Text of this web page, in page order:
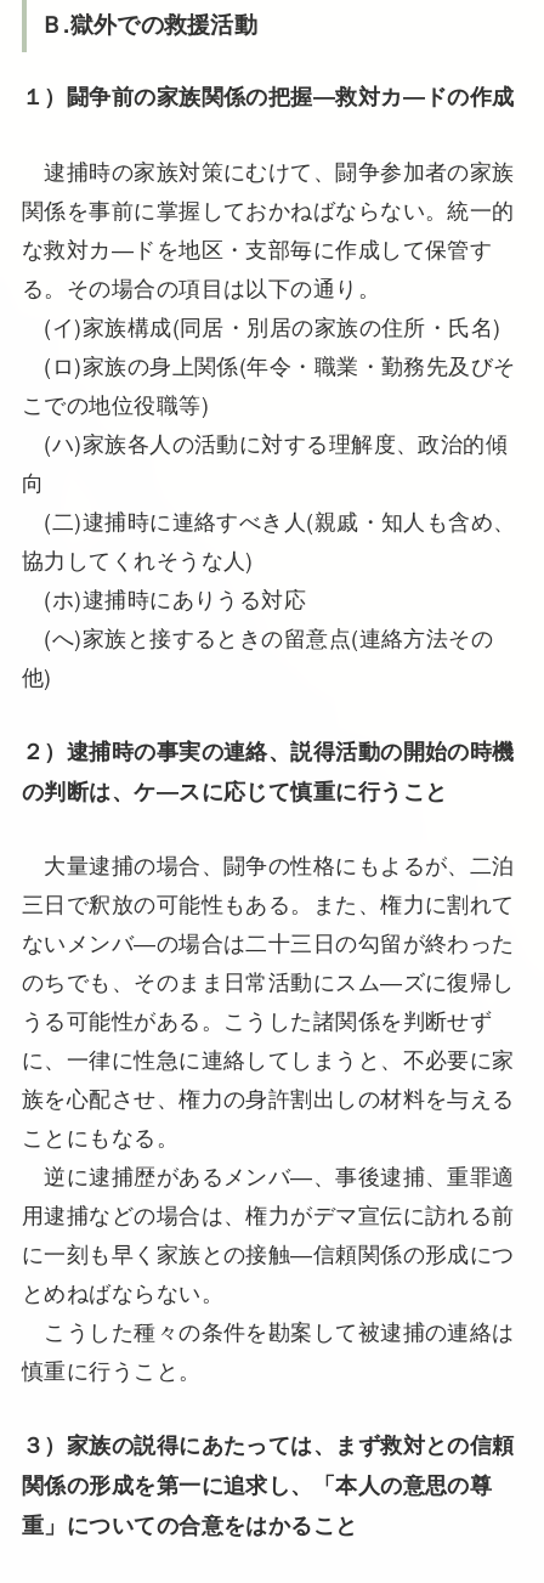
Ｂ.獄外での救援活動
１）闘争前の家族関係の把握―救対カ―ドの作成
逮捕時の家族対策にむけて、闘争参加者の家族
関係を事前に掌握しておかねばならない。統一的
な救対カ―ドを地区・支部毎に作成して保管す
る。その場合の項目は以下の通り。
(イ)家族構成(同居・別居の家族の住所・氏名)
(ロ)家族の身上関係(年令・職業・勤務先及びそ
こでの地位役職等)
(ハ)家族各人の活動に対する理解度、政治的傾
向
(二)逮捕時に連絡すべき人(親戚・知人も含め、
協力してくれそうな人)
(ホ)逮捕時にありうる対応
(へ)家族と接するときの留意点(連絡方法その
他)
２）逮捕時の事実の連絡、説得活動の開始の時機
の判断は、ケ―スに応じて慎重に行うこと
大量逮捕の場合、闘争の性格にもよるが、二泊
三日で釈放の可能性もある。また、権力に割れて
ないメンバ―の場合は二十三日の勾留が終わった
のちでも、そのまま日常活動にスム―ズに復帰し
うる可能性がある。こうした諸関係を判断せず
に、一律に性急に連絡してしまうと、不必要に家
族を心配させ、権力の身許割出しの材料を与える
ことにもなる。
逆に逮捕歴があるメンバ―、事後逮捕、重罪適
用逮捕などの場合は、権力がデマ宣伝に訪れる前
に一刻も早く家族との接触―信頼関係の形成につ
とめねばならない。
こうした種々の条件を勘案して被逮捕の連絡は
慎重に行うこと。
３）家族の説得にあたっては、まず救対との信頼
関係の形成を第一に追求し、「本人の意思の尊
重」についての合意をはかること